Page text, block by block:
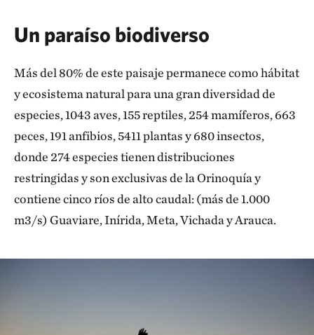
Un paraíso biodiverso
Más del 80% de este paisaje permanece como hábitat
y ecosistema natural para una gran di­versidad de
especies, 1043 aves, 155 reptiles, 254 mamíferos, 663
peces, 191 anfibios, 5411 plantas y 680 insectos,
donde 274 especies tie­nen distribuciones
restringidas y son exclusi­vas de la Orinoquía y
contiene cinco ríos de alto caudal: (más de 1.000
m3/s) Guaviare, Inírida, Meta, Vichada y Arauca.